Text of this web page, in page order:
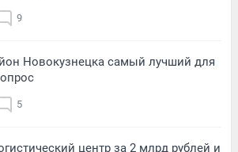
9
Новокузнецка самый лучший для
5
центр за 2 млрд рублей и